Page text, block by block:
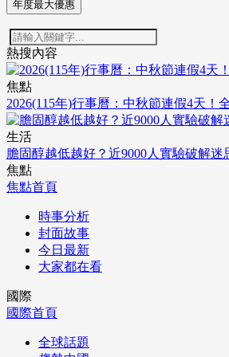
年度最大優惠
熱搜內容
焦點
2026(115年)行事曆：中秋節連假4天！
生活
膽固醇越低越好？近9000人實驗破解
焦點
焦點首頁
時事分析
封面故事
今日最新
大家都在看
國際
國際首頁
全球話題